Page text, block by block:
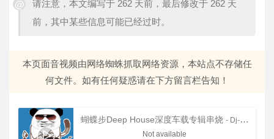
请注意，本文编写于 262 天前，最后修改于 262 天
前，其中某些信息可能已经过时。
本页面音视频由网络蜘蛛抓取网络资源，本站点不存储任
何文件。如有任何疑惑请在下方留言栏告知！
蝴蝶步Deep House深度车载专辑串烧 - Dj-SuXi
Not available